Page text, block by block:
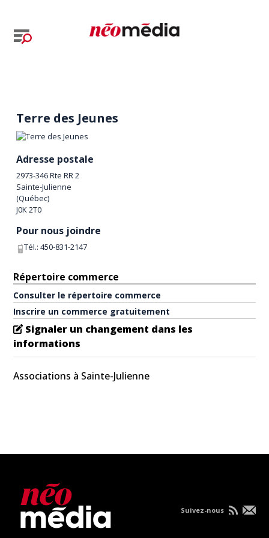
Terre des Jeunes
Adresse postale
2973-346 Rte RR 2
Sainte-Julienne
(Québec)
J0K 2T0
Pour nous joindre
Tél.:450-831-2147
Répertoire commerce
Consulter le répertoire commerce
Inscrire un commerce gratuitement
Signaler un changement dans les
informations
Associations à Sainte-Julienne
Suivez-nous